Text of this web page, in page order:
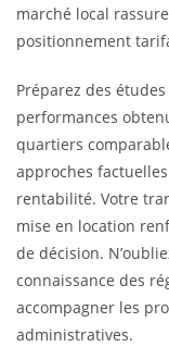
marché local
positionnement
Préparez des
performances
quartiers
approches
rentabilité. Votre
mise en location
de décision.
connaissance des
accompagner les
administratives.